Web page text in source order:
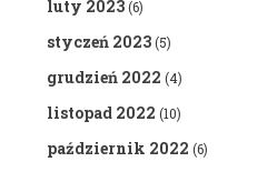
luty 2023(6)
styczeń 2023(5)
grudzień 2022 (4)
listopad 2022 (10)
październik 2022 (6)